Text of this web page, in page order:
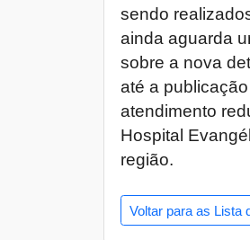
sendo
ainda aguarda
sobre a nova
até a
atendimento
Hospital
região.
Voltar para as Lista